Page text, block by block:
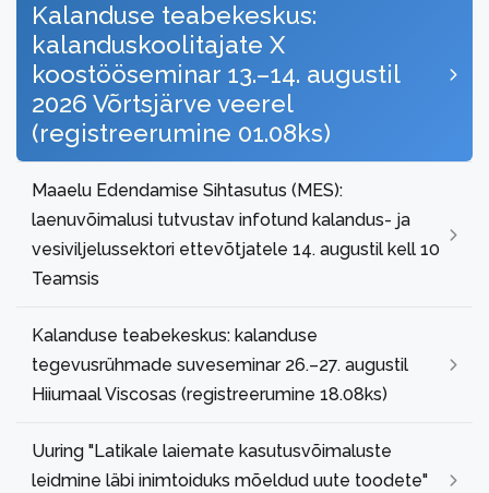
Kalanduse teabekeskus:
kalanduskoolitajate X
koostööseminar 13.–14. augustil
2026 Võrtsjärve veerel
(registreerumine 01.08ks)
Maaelu Edendamise Sihtasutus (MES):
laenuvõimalusi tutvustav infotund kalandus- ja
vesiviljelussektori ettevõtjatele 14. augustil kell 10
Teamsis
Kalanduse teabekeskus: kalanduse
tegevusrühmade suveseminar 26.–27. augustil
Hiiumaal Viscosas (registreerumine 18.08ks)
Uuring "Latikale laiemate kasutusvõimaluste
leidmine läbi inimtoiduks mõeldud uute toodete"